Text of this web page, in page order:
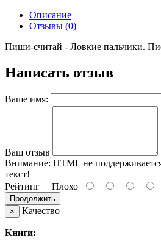
Описание
Отзывы (0)
Пиши-считай - Ловкие пальчики.
Написать отзыв
Ваше имя:
Ваш отзыв
Внимание: HTML не
текст!
Рейтинг Плохо
Продолжить
×
Качество
Книги: